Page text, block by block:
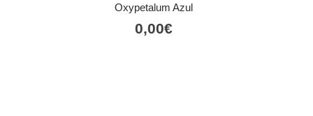
Oxypetalum Azul
0,00€